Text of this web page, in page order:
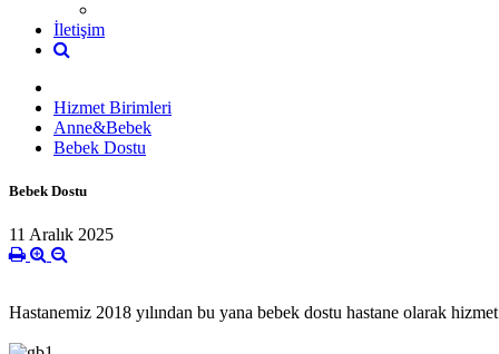
İletişim
Hizmet Birimleri
Anne&Bebek
Bebek Dostu
Bebek Dostu
11 Aralık 2025
Hastanemiz 2018 yılından bu yana bebek dostu hastane olarak